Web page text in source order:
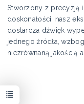
Stworzony z precyzją
doskonałości, nasz
dostarcza dźwięk
jednego źródła,
niezrównaną jakością